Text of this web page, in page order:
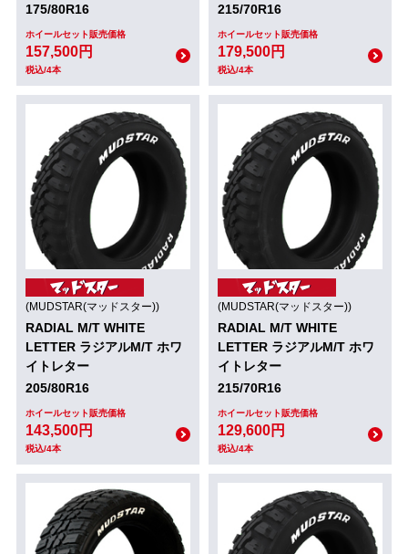
175/80R16
ホイールセット販売価格
157,500円
税込/4本
215/70R16
ホイールセット販売価格
179,500円
税込/4本
(MUDSTAR(マッドスター))
RADIAL M/T WHITE
LETTER ラジアルM/T ホワ
イトレター
205/80R16
ホイールセット販売価格
143,500円
税込/4本
(MUDSTAR(マッドスター))
RADIAL M/T WHITE
LETTER ラジアルM/T ホワ
イトレター
215/70R16
ホイールセット販売価格
129,600円
税込/4本